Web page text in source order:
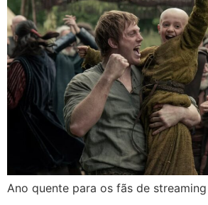
Ano quente para os fãs de streaming